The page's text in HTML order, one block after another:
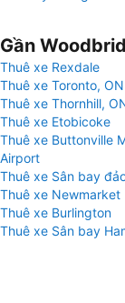
Gần
Thuê xe Rexdale
Thuê xe Toronto, ON
Thuê xe Thornhill,
Thuê xe Etobicoke
Thuê xe Buttonville
Airport
Thuê xe Sân bay
Thuê xe Newmarket
Thuê xe Burlington
Thuê xe Sân bay